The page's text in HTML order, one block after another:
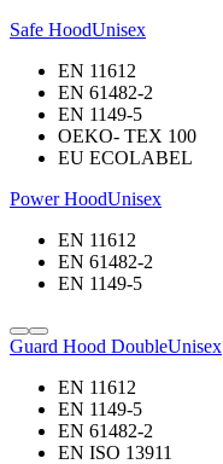
Safe HoodUnisex
EN 11612
EN 61482-2
EN 1149-5
OEKO- TEX 100
EU ECOLABEL
Power HoodUnisex
EN 11612
EN 61482-2
EN 1149-5
Guard Hood DoubleUnisex
EN 11612
EN 1149-5
EN 61482-2
EN ISO 13911